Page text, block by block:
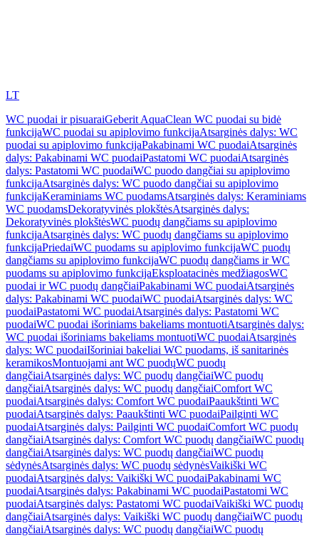
LT
WC puodai ir pisuaraiGeberit AquaClean WC puodai su bidė
funkcijaWC puodai su apiplovimo funkcijaAtsarginės dalys: WC
puodai su apiplovimo funkcijaPakabinami WC puodaiAtsarginės
dalys: Pakabinami WC puodaiPastatomi WC puodaiAtsarginės
dalys: Pastatomi WC puodaiWC puodo dangčiai su apiplovimo
funkcijaAtsarginės dalys: WC puodo dangčiai su apiplovimo
funkcijaKeraminiams WC puodamsAtsarginės dalys: Keraminiams
WC puodamsDekoratyvinės plokštėsAtsarginės dalys:
Dekoratyvinės plokštėsWC puodų dangčiams su apiplovimo
funkcijaAtsarginės dalys: WC puodų dangčiams su apiplovimo
funkcijaPriedaiWC puodams su apiplovimo funkcijaWC puodų
dangčiams su apiplovimo funkcijaWC puodų dangčiams ir WC
puodams su apiplovimo funkcijaEksploatacinės medžiagosWC
puodai ir WC puodų dangčiaiPakabinami WC puodaiAtsarginės
dalys: Pakabinami WC puodaiWC puodaiAtsarginės dalys: WC
puodaiPastatomi WC puodaiAtsarginės dalys: Pastatomi WC
puodaiWC puodai išoriniams bakeliams montuotiAtsarginės dalys:
WC puodai išoriniams bakeliams montuotiWC puodaiAtsarginės
dalys: WC puodaiIšoriniai bakeliai WC puodams, iš sanitarinės
keramikosMontuojami ant WC puodųWC puodų
dangčiaiAtsarginės dalys: WC puodų dangčiaiWC puodų
dangčiaiAtsarginės dalys: WC puodų dangčiaiComfort WC
puodaiAtsarginės dalys: Comfort WC puodaiPaaukštinti WC
puodaiAtsarginės dalys: Paaukštinti WC puodaiPailginti WC
puodaiAtsarginės dalys: Pailginti WC puodaiComfort WC puodų
dangčiaiAtsarginės dalys: Comfort WC puodų dangčiaiWC puodų
dangčiaiAtsarginės dalys: WC puodų dangčiaiWC puodų
sėdynėsAtsarginės dalys: WC puodų sėdynėsVaikiški WC
puodaiAtsarginės dalys: Vaikiški WC puodaiPakabinami WC
puodaiAtsarginės dalys: Pakabinami WC puodaiPastatomi WC
puodaiAtsarginės dalys: Pastatomi WC puodaiVaikiški WC puodų
dangčiaiAtsarginės dalys: Vaikiški WC puodų dangčiaiWC puodų
dangčiaiAtsarginės dalys: WC puodų dangčiaiWC puodų